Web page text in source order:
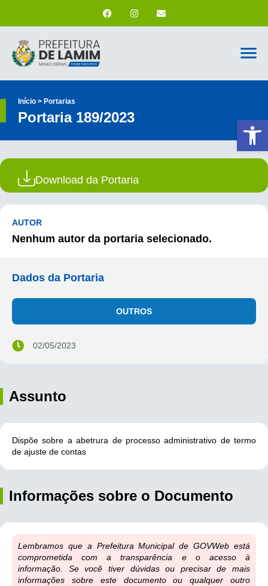
Início > Portarias
Portaria 189/2023
Download da Portaria
AUTOR
Nenhum autor da portaria selecionado.
Dados da Portaria
OUTROS
02/05/2023
Assunto
Dispõe sobre a abetrura de processo administrativo de termo
de ajuste de contas
Informações sobre o Documento
Lembramos que a Prefeitura Municipal de GOVWeb está
comprometida com a transparência e o acesso à
informação. Se você tiver dúvidas ou precisar de mais
informações sobre este documento ou qualquer outro